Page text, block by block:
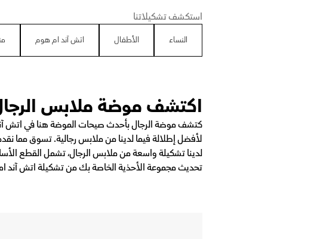
استكشف تشكيلاتنا
النساء الأطفال اتش آند ام هوم
اكتشف موضة ملابس
كتشف موضة الرجال بأحدث صيحات الموضة هنا في اتش
لأفضل إطلالة فيما لدينا من ملابس رجالية. تسوق مما
لدينا تشكيلة واسعة من ملابس الرجال، تشمل القطع
تحديث مجموعة الأحذية الخاصة بك من تشكيلة اتش آند ام